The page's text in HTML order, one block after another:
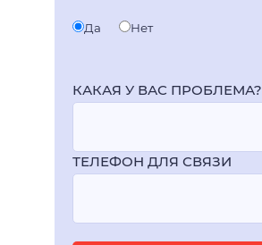
Да Нет
КАКАЯ У ВАС ПРОБЛЕМА?
ТЕЛЕФОН ДЛЯ СВЯЗИ